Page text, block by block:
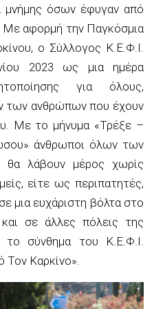
μνήμης όσων έφυγαν από
αφορμή την Παγκόσμια
ο Σύλλογος Κ.Ε.Φ.Ι.
2023 ως μια ημέρα
για όλους,
των ανθρώπων που έχουν
Με το μήνυμα «Τρέξε –
άνθρωποι όλων των
θα λάβουν μέρος χωρίς
είτε ως περιπατητές,
μια ευχάριστη βόλτα στο
σε άλλες πόλεις της
το σύνθημα του Κ.Ε.Φ.Ι.
Τον Καρκίνο».